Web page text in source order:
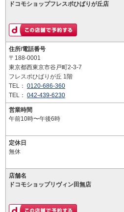
ドコモショップフレスポひばりが丘店
住所/電話番号
〒188-0001
東京都西東京市谷戸町2-3-7
フレスポひばりが丘 1階
TEL： 0120-686-360
TEL： 042-439-6230
営業時間
午前10時〜午後6時
定休日
無休
店舗名
ドコモショップリヴィン田無店